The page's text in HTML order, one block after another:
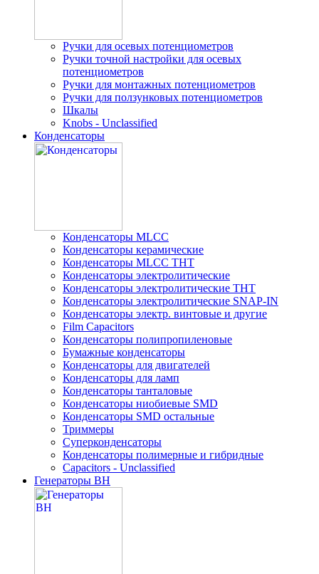
Ручки для осевых потенциометров
Ручки точной настройки для осевых
потенциометров
Ручки для монтажных потенциометров
Ручки для ползунковых потенциометров
Шкалы
Knobs - Unclassified
Конденсаторы
Конденсаторы MLCC
Конденсаторы керамические
Конденсаторы MLCC THT
Конденсаторы электролитические
Конденсаторы электролитические THT
Конденсаторы электролитические SNAP-IN
Конденсаторы электр. винтовые и другие
Film Capacitors
Конденсаторы полипропиленовые
Бумажные конденсаторы
Конденсаторы для двигателей
Конденсаторы для ламп
Конденсаторы танталовые
Конденсаторы ниобиевые SMD
Конденсаторы SMD остальные
Триммеры
Суперконденсаторы
Конденсаторы полимерные и гибридные
Capacitors - Unclassified
Генераторы ВН